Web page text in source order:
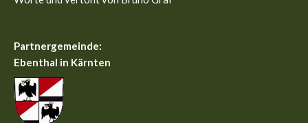
Partnergemeinde:
Ebenthal in Kärnten